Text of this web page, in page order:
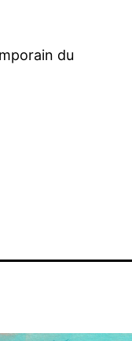
du